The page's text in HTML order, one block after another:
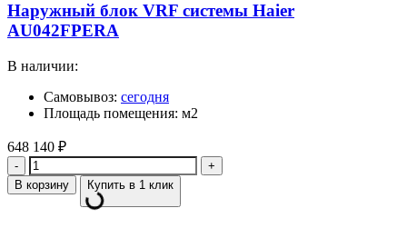
Наружный блок VRF системы Haier
AU042FPERA
В наличии:
Самовывоз: сегодня
Площадь помещения: м2
648 140 ₽
Количество
В корзину Купить в 1 клик